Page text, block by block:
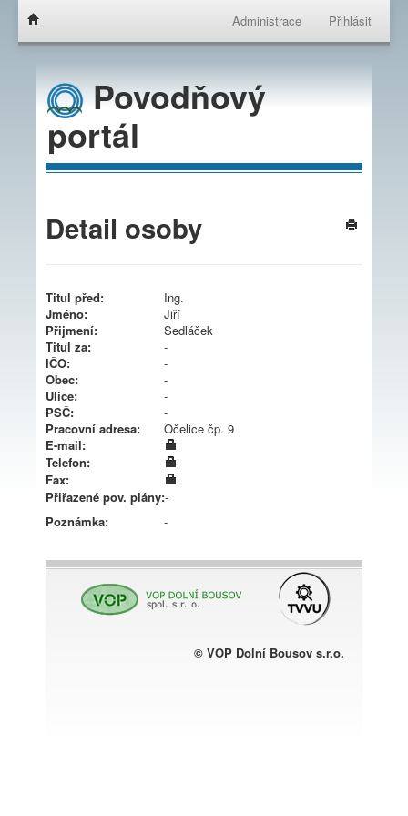
Administrace Přihlásit
Povodňový
portál
Detail osoby
Titul před:
Ing.
Jméno:
Jiří
Přijmení:
Sedláček
Titul za:
-
IČO:
-
Obec:
-
Ulice:
-
PSČ:
-
Pracovní adresa:
Očelice čp. 9
E-mail:
Telefon:
Fax:
Přiřazené pov. plány:-
Poznámka:
-
© VOP Dolní Bousov s.r.o.